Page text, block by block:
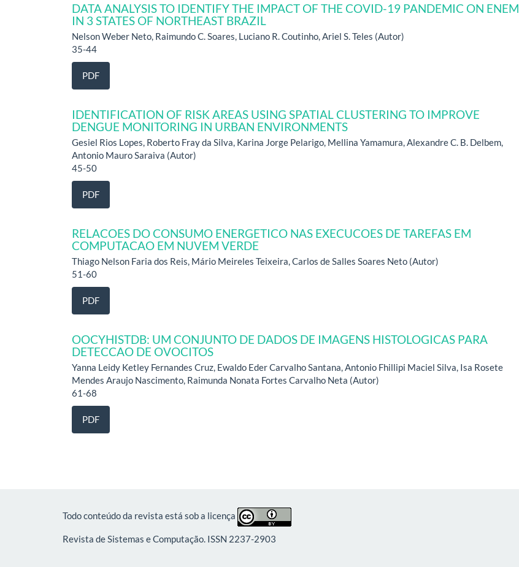
DATA ANALYSIS TO IDENTIFY THE IMPACT OF THE COVID-19 PANDEMIC ON ENEM
IN 3 STATES OF NORTHEAST BRAZIL
Nelson Weber Neto, Raimundo C. Soares, Luciano R. Coutinho, Ariel S. Teles (Autor)
35-44
PDF
IDENTIFICATION OF RISK AREAS USING SPATIAL CLUSTERING TO IMPROVE
DENGUE MONITORING IN URBAN ENVIRONMENTS
Gesiel Rios Lopes, Roberto Fray da Silva, Karina Jorge Pelarigo, Mellina Yamamura, Alexandre C. B. Delbem,
Antonio Mauro Saraiva (Autor)
45-50
PDF
RELACOES DO CONSUMO ENERGETICO NAS EXECUCOES DE TAREFAS EM
COMPUTACAO EM NUVEM VERDE
Thiago Nelson Faria dos Reis, Mário Meireles Teixeira, Carlos de Salles Soares Neto (Autor)
51-60
PDF
OOCYHISTDB: UM CONJUNTO DE DADOS DE IMAGENS HISTOLOGICAS PARA
DETECCAO DE OVOCITOS
Yanna Leidy Ketley Fernandes Cruz, Ewaldo Eder Carvalho Santana, Antonio Fhillipi Maciel Silva, Isa Rosete
Mendes Araujo Nascimento, Raimunda Nonata Fortes Carvalho Neta (Autor)
61-68
PDF
Todo conteúdo da revista está sob a licença
Revista de Sistemas e Computação. ISSN 2237-2903